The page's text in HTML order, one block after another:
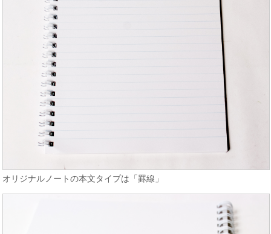
オリジナルノートの本文タイプは「罫線」